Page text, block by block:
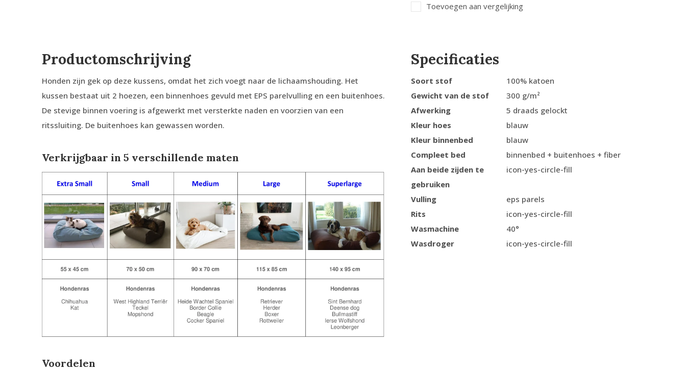
Toevoegen aan vergelijking
Productomschrijving
Honden zijn gek op deze kussens, omdat het zich voegt naar de lichaamshouding. Het
kussen bestaat uit 2 hoezen, een binnenhoes gevuld met EPS parelvulling en een buitenhoes.
De stevige binnen voering is afgewerkt met versterkte naden en voorzien van een
ritssluiting. De buitenhoes kan gewassen worden.
Verkrijgbaar in 5 verschillende maten
Voordelen
Specificaties
Soort stof
100% katoen
Gewicht van de stof
300 g/m²
Afwerking
5 draads gelockt
Kleur hoes
blauw
Kleur binnenbed
blauw
Compleet bed
binnenbed + buitenhoes + fiber
Aan beide zijden te
gebruiken
icon-yes-circle-fill
Vulling
eps parels
Rits
icon-yes-circle-fill
Wasmachine
40°
Wasdroger
icon-yes-circle-fill